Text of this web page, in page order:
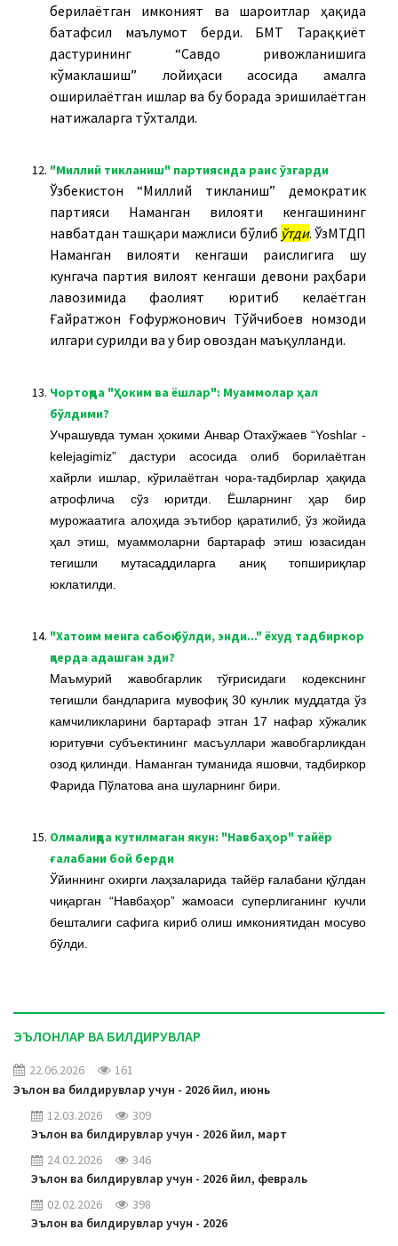
берилаётган имконият ва шароитлар ҳақида
батафсил маълумот берди. БМТ Тараққиёт
дастурининг “Савдо ривожланишига
кўмаклашиш” лойиҳаси асосида амалга
оширилаётган ишлар ва бу борада эришилаётган
натижаларга тўхталди.
12. "Миллий тикланиш" партиясида раис ўзгарди
Ўзбекистон “Миллий тикланиш” демократик
партияси Наманган вилояти кенгашининг
навбатдан ташқари мажлиси бўлиб ўтди. ЎзМТДП
Наманган вилояти кенгаши раислигига шу
кунгача партия вилоят кенгаши девони раҳбари
лавозимида фаолият юритиб келаётган
Ғайратжон Ғофуржонович Тўйчибоев номзоди
илгари сурилди ва у бир овоздан маъқулланди.
13. Чортоқда "Ҳоким ва ёшлар": Муаммолар ҳал
бўлдими?
Учрашувда туман ҳокими Анвар Отахўжаев “Yoshlar -
kelejagimiz” дастури асосида олиб борилаётган
хайрли ишлар, кўрилаётган чора-тадбирлар ҳақида
атрофлича сўз юритди. Ёшларнинг ҳар бир
мурожаатига алоҳида эътибор қаратилиб, ўз жойида
ҳал этиш, муаммоларни бартараф этиш юзасидан
тегишли мутасаддиларга аниқ топшириқлар
юклатилди.
14. "Хатоим менга сабоқ бўлди, энди..." ёхуд тадбиркор
қаерда адашган эди?
Маъмурий жавобгарлик тўғрисидаги кодекснинг
тегишли бандларига мувофиқ 30 кунлик муддатда ўз
камчиликларини бартараф этган 17 нафар хўжалик
юритувчи субъектининг масъуллари жавобгарликдан
озод қилинди. Наманган туманида яшовчи, тадбиркор
Фарида Пўлатова ана шуларнинг бири.
15. Олмалиқда кутилмаган якун: "Навбаҳор" тайёр
ғалабани бой берди
Ўйиннинг охирги лаҳзаларида тайёр ғалабани қўлдан
чиқарган “Навбаҳор” жамоаси суперлиганинг кучли
бешталиги сафига кириб олиш имкониятидан мосуво
бўлди.
ЭЪЛОНЛАР ВА БИЛДИРУВЛАР
22.06.2026
161
Эълон ва билдирувлар учун - 2026 йил, июнь
12.03.2026
309
Эълон ва билдирувлар учун - 2026 йил, март
24.02.2026
346
Эълон ва билдирувлар учун - 2026 йил, февраль
02.02.2026
398
Эълон ва билдирувлар учун - 2026